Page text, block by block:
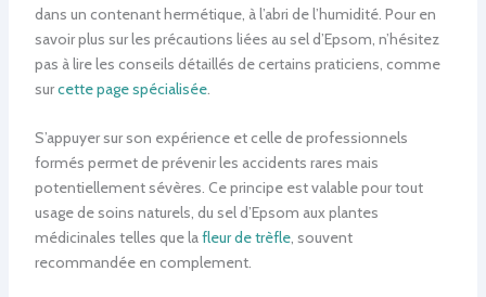
dans un contenant hermétique, à l’abri de l’humidité. Pour en
savoir plus sur les précautions liées au sel d’Epsom, n’hésitez
pas à lire les conseils détaillés de certains praticiens, comme
surcette page spécialisée.
S’appuyer sur son expérience et celle de professionnels
formés permet de prévenir les accidents rares mais
potentiellement sévères. Ce principe est valable pour tout
usage de soins naturels, du sel d’Epsom aux plantes
médicinales telles que lafleur de trèfle, souvent
recommandée en complement.